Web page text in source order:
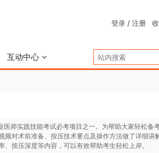
登录/ 注册
互动中心
医师实践技能考试必考项目之一。为帮助大家轻松备
频对术前准备、按压技术要点及操作方法做了详细讲
、按压深度等内容，可以有效帮助考生轻松上岸。